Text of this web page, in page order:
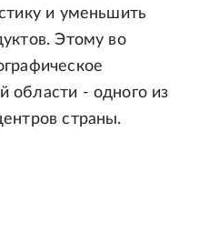
и уменьшить
Этому во
области - одного из
страны.